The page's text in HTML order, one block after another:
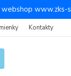
www.zks-
Kontakty